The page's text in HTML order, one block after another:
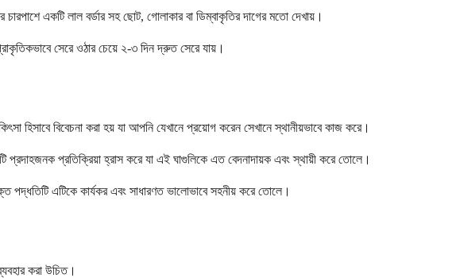
একটি লাল বর্ডার সহ ছোট, গোলাকার বা ডিম্বাকৃতির দাগের মতো দেখায়।
সেরে ওঠার চেয়ে ২-৩ দিন দ্রুত সেরে যায়।
হিসাবে বিবেচনা করা হয় যা আপনি যেখানে প্রয়োগ করেন সেখানে স্থানীয়ভাবে কাজ করে।
প্রদাহজনক প্রতিক্রিয়া হ্রাস করে যা এই ঘাগুলিকে এত বেদনাদায়ক এবং স্থায়ী করে তোলে।
এটিকে কার্যকর এবং সাধারণত ভালোভাবে সহনীয় করে তোলে।
করা উচিত।